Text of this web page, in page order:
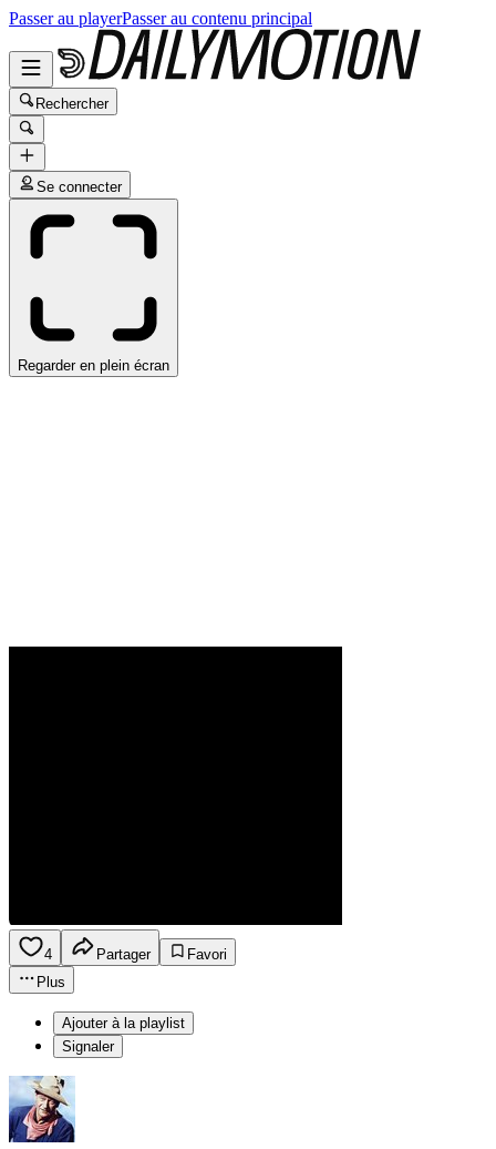
Passer au playerPasser au contenu principal
Rechercher
Se connecter
Regarder en plein écran
4 Partager
Favori
Plus
Ajouter à la playlist
Signaler